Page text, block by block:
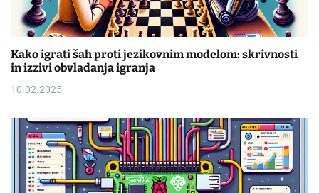
Kako igrati šah proti jezikovnim modelom: skrivnosti
in izzivi obvladanja igranja
10.02.2025